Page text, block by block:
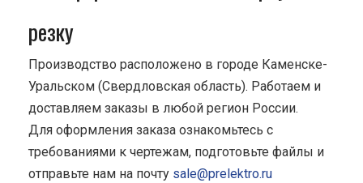
резку
Производство расположено в городе Каменске-
Уральском (Свердловская область). Работаем и
доставляем заказы в любой регион России.
Для оформления заказа ознакомьтесь с
требованиями к чертежам, подготовьте файлы и
отправьте нам на почту sale@prelektro.ru